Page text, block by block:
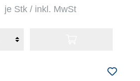
je Stk / inkl. MwSt